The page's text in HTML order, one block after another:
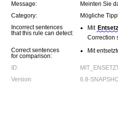
Message:
Meinten Sie
Category:
Mögliche
Incorrect sentences
that this rule can detect:
Mit
Correction
Correct sentences
for comparison:
Mit
ID:
Version:
6.8-